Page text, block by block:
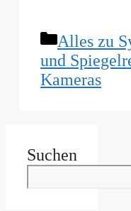
Alles zu
und
Kameras
Suchen